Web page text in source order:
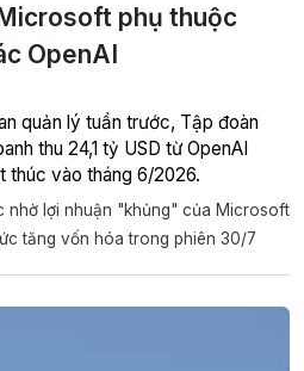
phụ thuộc
OpenAI
quản lý tuần trước, Tập đoàn
thu 24,1 tỷ USD từ OpenAI
thúc vào tháng 6/2026.
nhờ lợi nhuận "khủng" của Microsoft
tăng vốn hóa trong phiên 30/7